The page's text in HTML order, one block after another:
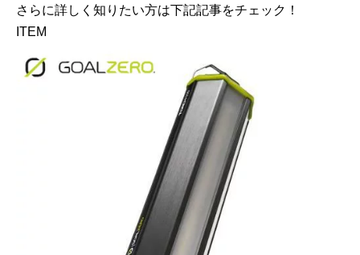
さらに詳しく知りたい方は下記記事をチェック！
ITEM